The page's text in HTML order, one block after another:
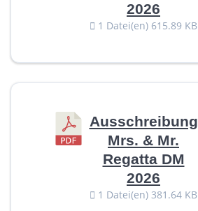
2026
1 Datei(en) 615.89 KB
Ausschreibung
Mrs. & Mr.
Regatta DM
2026
1 Datei(en) 381.64 KB